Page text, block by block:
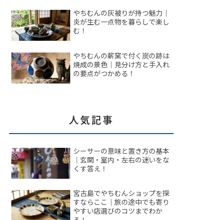
やちむんの灰被りが持つ魅力｜
炎が生む一点物を暮らしで楽し
む！
やちむんの薪窯で付く炭の跡は
焼成の景色｜見分け方と手入れ
の要点がつかめる！
人気記事
シーサーの意味と置き方の基本
｜玄関・室内・左右の迷いをな
くす答え！
宮古島でやちむんショップを探
すならここ｜旅の途中でも寄り
やすい店選びのコツまでわか